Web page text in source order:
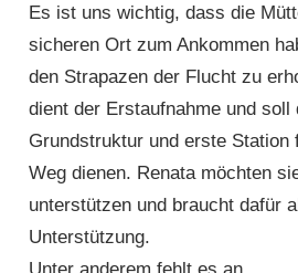
Es ist uns wichtig, dass die
sicheren Ort zum Ankommen
den Strapazen der Flucht zu
dient der Erstaufnahme und soll
Grundstruktur und erste Station
Weg dienen. Renata möchten
unterstützen und braucht dafür
Unterstützung.